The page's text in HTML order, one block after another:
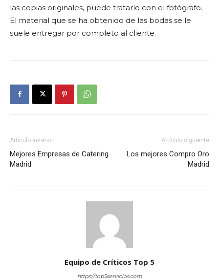
las copias originales, puede tratarlo con el fotógrafo.
El material que se ha obtenido de las bodas se le
suele entregar por completo al cliente.
Artículo anterior
Mejores Empresas de Catering
Madrid
Artículo siguiente
Los mejores Compro Oro
Madrid
Equipo de Críticos Top 5
https://top5servicios.com